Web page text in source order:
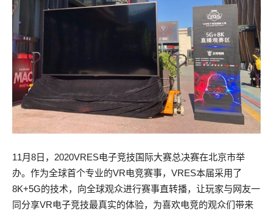
11月8日，2020VRES电子竞技国际大赛总决赛在北京市举
办。作为全球首个专业的VR电竞赛事，VRES本届采用了
8K+5G的技术，向全球观众进行赛事直转播，让玩家与网友一
同分享VR电子竞技最真实的体验，为喜欢电竞的观众们带来